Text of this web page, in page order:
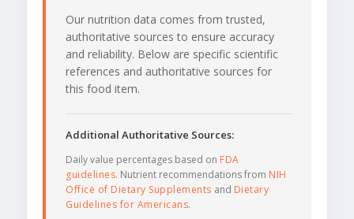
Our nutrition data comes from trusted,
authoritative sources to ensure accuracy
and reliability. Below are specific scientific
references and authoritative sources for
this food item.
Additional Authoritative Sources:
Daily value percentages based on FDA
guidelines. Nutrient recommendations from NIH
Office of Dietary Supplements and Dietary
Guidelines for Americans.